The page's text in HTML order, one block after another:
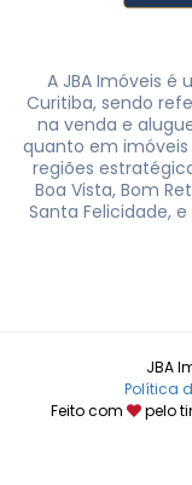
A JBA Imóveis é
Curitiba, sendo
na venda e
quanto em
regiões
Boa Vista, Bom
Santa Felicidade,
JBA
Política
Feito com
pelo